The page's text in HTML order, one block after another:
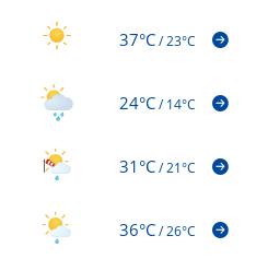
37°C/23°C
24°C/14°C
31°C/21°C
36°C/26°C